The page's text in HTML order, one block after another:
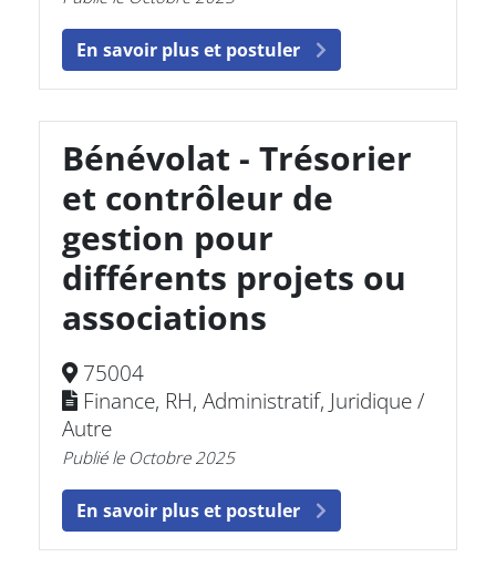
En savoir plus et postuler
Bénévolat - Trésorier
et contrôleur de
gestion pour
différents projets ou
associations
75004
Finance, RH, Administratif, Juridique /
Autre
Publié le Octobre 2025
En savoir plus et postuler